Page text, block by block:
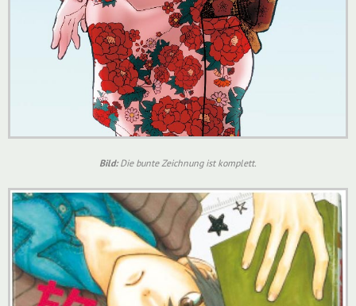
Bild:Die bunte Zeichnung ist komplett.